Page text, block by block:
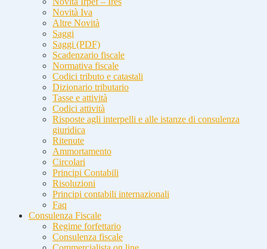
Novità Iva
Altre Novità
Saggi
Saggi (PDF)
Scadenzario fiscale
Normativa fiscale
Codici tributo e catastali
Dizionario tributario
Tasse e attività
Codici attività
Risposte agli interpelli e alle istanze di consulenza
giuridica
Ritenute
Ammortamento
Circolari
Principi Contabili
Risoluzioni
Principi contabili internazionali
Faq
Consulenza Fiscale
Regime forfettario
Consulenza fiscale